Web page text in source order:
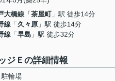
大橋線 「茶屋町」駅 徒歩14分
線 「久々原 」駅 徒歩14分
線 「早島 」駅 徒歩32分
ジＥの詳細情報
駐輪場